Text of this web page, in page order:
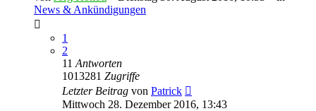
News & Ankündigungen
1
2
11 Antworten
1013281 Zugriffe
Letzter Beitrag von Patrick
Mittwoch 28. Dezember 2016, 13:43